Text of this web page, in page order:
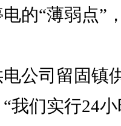
的“薄弱点”
司留固镇
我们实行24